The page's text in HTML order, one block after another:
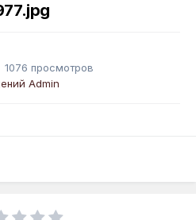
1076 просмотров
Admin